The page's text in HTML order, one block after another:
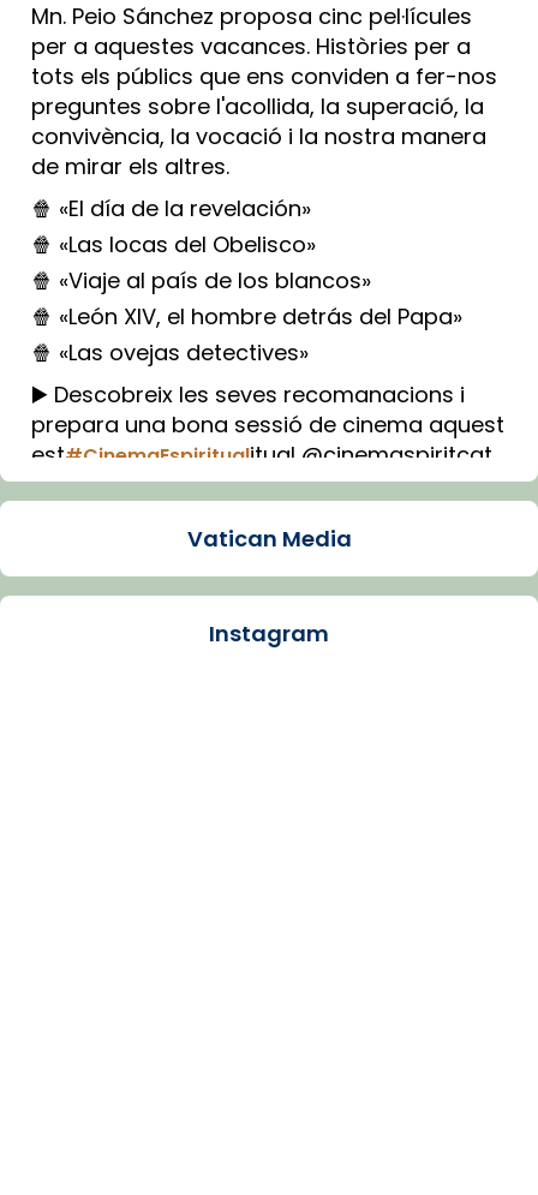
Mn. Peio Sánchez proposa cinc pel·lícules
per a aquestes vacances. Històries per a
tots els públics que ens conviden a fer-nos
preguntes sobre l'acollida, la superació, la
convivència, la vocació i la nostra manera
de mirar els altres.
🍿 «El día de la revelación»
🍿 «Las locas del Obelisco»
🍿 «Viaje al país de los blancos»
🍿 «León XIV, el hombre detrás del Papa»
🍿 «Las ovejas detectives»
▶️ Descobreix les seves recomanacions i
prepara una bona sessió de cinema aquest
est#CinemaEspiritualitual @cinemaspiritcat
Imatge: Generada amb IA (OpenAI)
Arquebisbat de Barcelona
Vatican Media
Instagram